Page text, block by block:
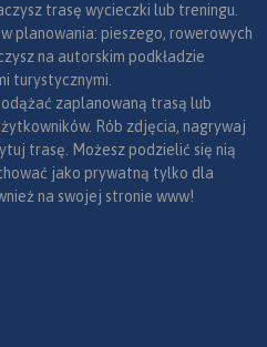
trasę wycieczki lub treningu.
planowania: pieszego, rowerowych
na autorskim podkładzie
turystycznymi.
zaplanowaną trasą lub
Rób zdjęcia, nagrywaj
trasę. Możesz podzielić się nią
jako prywatną tylko dla
na swojej stronie www!